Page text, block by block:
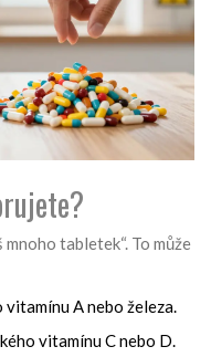
tabletek“. To může
vitamínu A nebo železa.
vitamínu C nebo D.